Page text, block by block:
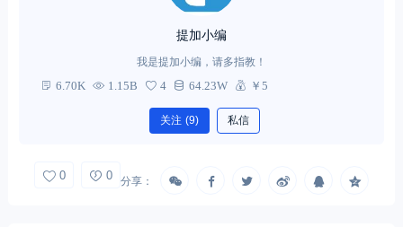
提加小编
我是提加小编，请多指教！
6.70K 1.15B 4 64.23W ￥5
关注 (9) 私信
0 0 分享：